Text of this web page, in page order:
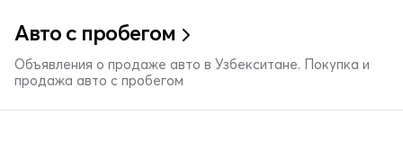
Авто с пробегом
Объявления о продаже авто в Узбекситане. Покупка и
продажа авто с пробегом